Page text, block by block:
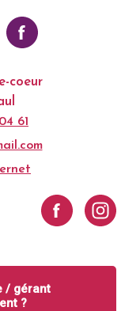
coeur
61
/ gérant
?